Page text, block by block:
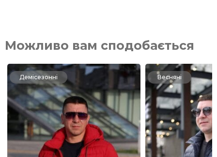
Можливо вам сподобається
Демісезонні Весняні